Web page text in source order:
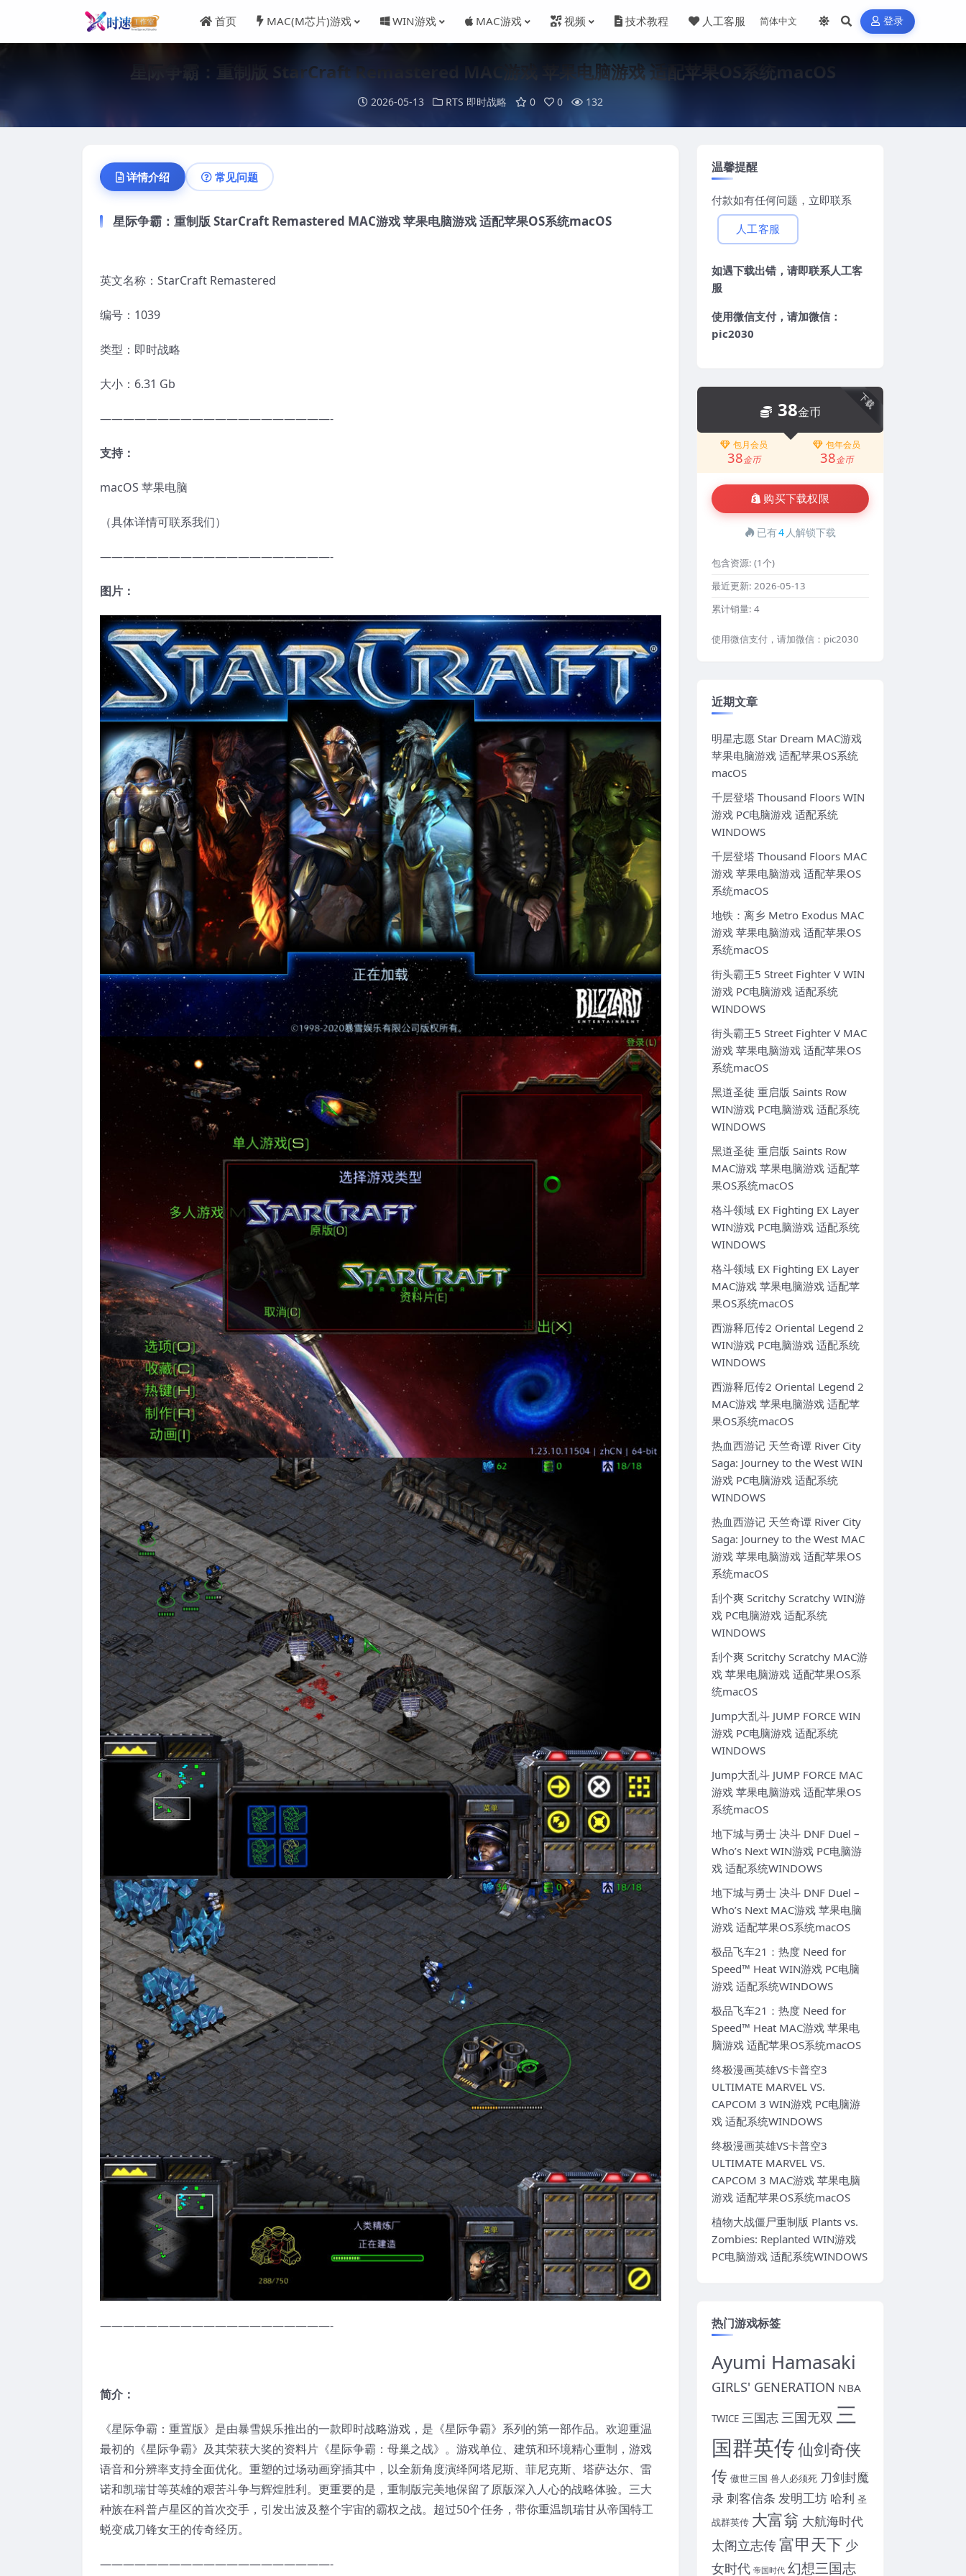
首页 MAC(M芯片)游戏 WIN游戏 MAC游戏 视频 技术教程 人工客服 登录
星际争霸：重制版 StarCraft Remastered MAC游戏 苹果电脑游戏 适配苹果OS系统macOS
2026-05-13 RTS 即时战略 0 0 132
详情介绍 常见问题
星际争霸：重制版 StarCraft Remastered MAC游戏 苹果电脑游戏 适配苹果OS系统macOS
英文名称：StarCraft Remastered
编号：1039
类型：即时战略
大小：6.31 Gb
————————————————————-
支持：
macOS 苹果电脑
（具体详情可联系我们）
————————————————————-
图片：
————————————————————-
简介：
《星际争霸：重置版》是由暴雪娱乐推出的一款即时战略游戏，是《星际争霸》系列的第一部作品。欢迎重温
最初的《星际争霸》及其荣获大奖的资料片《星际争霸：母巢之战》。游戏单位、建筑和环境精心重制，游戏
语音和分辨率支持全面优化。重塑的过场动画穿插其中，以全新角度演绎阿塔尼斯、菲尼克斯、塔萨达尔、雷
诺和凯瑞甘等英雄的艰苦斗争与辉煌胜利。更重要的是，重制版完美地保留了原版深入人心的战略体验。三大
种族在科普卢星区的首次交手，引发出波及整个宇宙的霸权之战。超过50个任务，带你重温凯瑞甘从帝国特工
蜕变成刀锋女王的传奇经历。
————————————————————-
温馨提醒
付款如有任何问题，立即联系
人工客服
如遇下载出错，请即联系人工客
服
使用微信支付，请加微信：
pic2030
下载
38金币
包月会员
38金币
包年会员
38金币
购买下载权限
已有4 人解锁下载
包含资源: (1个)
最近更新: 2026-05-13
累计销量: 4
使用微信支付，请加微信：pic2030
近期文章
明星志愿 Star Dream MAC游戏
苹果电脑游戏 适配苹果OS系统
macOS
千层登塔 Thousand Floors WIN
游戏 PC电脑游戏 适配系统
WINDOWS
千层登塔 Thousand Floors MAC
游戏 苹果电脑游戏 适配苹果OS
系统macOS
地铁：离乡 Metro Exodus MAC
游戏 苹果电脑游戏 适配苹果OS
系统macOS
街头霸王5 Street Fighter V WIN
游戏 PC电脑游戏 适配系统
WINDOWS
街头霸王5 Street Fighter V MAC
游戏 苹果电脑游戏 适配苹果OS
系统macOS
黑道圣徒 重启版 Saints Row
WIN游戏 PC电脑游戏 适配系统
WINDOWS
黑道圣徒 重启版 Saints Row
MAC游戏 苹果电脑游戏 适配苹
果OS系统macOS
格斗领域 EX Fighting EX Layer
WIN游戏 PC电脑游戏 适配系统
WINDOWS
格斗领域 EX Fighting EX Layer
MAC游戏 苹果电脑游戏 适配苹
果OS系统macOS
西游释厄传2 Oriental Legend 2
WIN游戏 PC电脑游戏 适配系统
WINDOWS
西游释厄传2 Oriental Legend 2
MAC游戏 苹果电脑游戏 适配苹
果OS系统macOS
热血西游记 天竺奇谭 River City
Saga: Journey to the West WIN
游戏 PC电脑游戏 适配系统
WINDOWS
热血西游记 天竺奇谭 River City
Saga: Journey to the West MAC
游戏 苹果电脑游戏 适配苹果OS
系统macOS
刮个爽 Scritchy Scratchy WIN游
戏 PC电脑游戏 适配系统
WINDOWS
刮个爽 Scritchy Scratchy MAC游
戏 苹果电脑游戏 适配苹果OS系
统macOS
Jump大乱斗 JUMP FORCE WIN
游戏 PC电脑游戏 适配系统
WINDOWS
Jump大乱斗 JUMP FORCE MAC
游戏 苹果电脑游戏 适配苹果OS
系统macOS
地下城与勇士 决斗 DNF Duel –
Who’s Next WIN游戏 PC电脑游
戏 适配系统WINDOWS
地下城与勇士 决斗 DNF Duel –
Who’s Next MAC游戏 苹果电脑
游戏 适配苹果OS系统macOS
极品飞车21：热度 Need for
Speed™ Heat WIN游戏 PC电脑
游戏 适配系统WINDOWS
极品飞车21：热度 Need for
Speed™ Heat MAC游戏 苹果电
脑游戏 适配苹果OS系统macOS
终极漫画英雄VS卡普空3
ULTIMATE MARVEL VS.
CAPCOM 3 WIN游戏 PC电脑游
戏 适配系统WINDOWS
终极漫画英雄VS卡普空3
ULTIMATE MARVEL VS.
CAPCOM 3 MAC游戏 苹果电脑
游戏 适配苹果OS系统macOS
植物大战僵尸重制版 Plants vs.
Zombies: Replanted WIN游戏
PC电脑游戏 适配系统WINDOWS
热门游戏标签
Ayumi Hamasaki
GIRLS' GENERATION NBA
TWICE 三国志三国无双 三
国群英传仙剑奇侠
传 傲世三国 兽人必须死 刀剑封魔
录刺客信条 发明工坊 哈利 圣
战群英传 大富翁 大航海时代
太阁立志传富甲天下 少
女时代 帝国时代 幻想三国志